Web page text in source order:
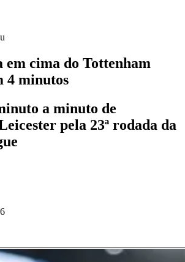
cima do Tottenham
4 minutos
a minuto de
pela 23ª rodada da